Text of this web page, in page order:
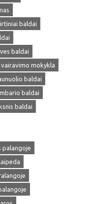
baldai
baldai
vairavimo mokykla
baldai
baldai
baldai
palangoje